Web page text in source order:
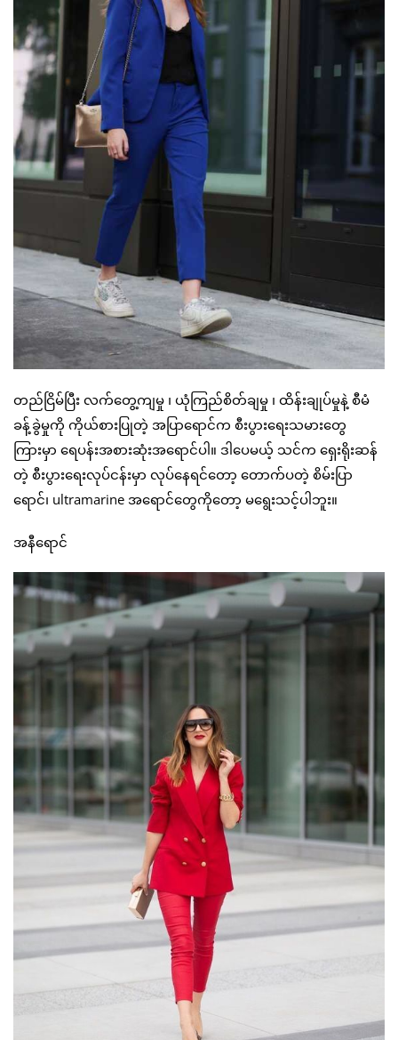
တည်ငြိမ်ပြီး လက်တွေ့ကျမှု ၊ ယုံကြည်စိတ်ချမှု ၊ ထိန်းချုပ်မှုနဲ့ စီမံ
ခန့်ခွဲမှုကို ကိုယ်စားပြုတဲ့ အပြာရောင်က စီးပွားရေးသမားတွေ
ကြားမှာ ရေပန်းအစားဆုံးအရောင်ပါ။ ဒါပေမယ့် သင်က ရှေးရိုးဆန်
တဲ့ စီးပွားရေးလုပ်ငန်းမှာ လုပ်နေရင်တော့ တောက်ပတဲ့ စိမ်းပြာ
ရောင်၊ ultramarine အရောင်တွေကိုတော့ မရွေးသင့်ပါဘူး။
အနီရောင်